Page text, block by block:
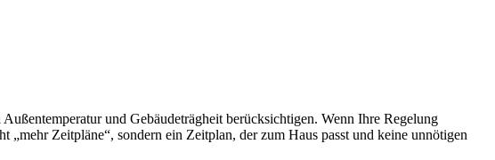
und Gebäudeträgheit berücksichtigen. Wenn Ihre Regelung
Zeitpläne“, sondern ein Zeitplan, der zum Haus passt und keine unnötigen